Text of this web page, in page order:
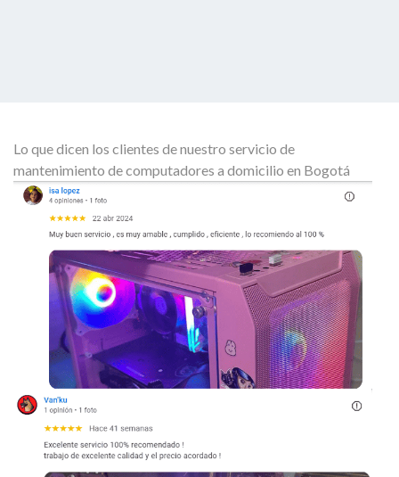
Lo que dicen los clientes de nuestro servicio de
mantenimiento de computadores a domicilio en Bogotá